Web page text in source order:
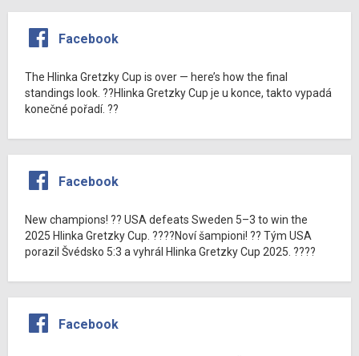
Facebook
The Hlinka Gretzky Cup is over — here’s how the final
standings look. ??Hlinka Gretzky Cup je u konce, takto vypadá
konečné pořadí. ??
Facebook
New champions! ?? USA defeats Sweden 5–3 to win the
2025 Hlinka Gretzky Cup. ????Noví šampioni! ?? Tým USA
porazil Švédsko 5:3 a vyhrál Hlinka Gretzky Cup 2025. ????
Facebook